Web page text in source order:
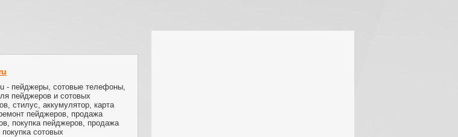
- пейджеры, сотовые телефоны,
пейджеров и сотовых
стилус, аккумулятор, карта
пейджеров, продажа
покупка пейджеров, продажа
сотовых